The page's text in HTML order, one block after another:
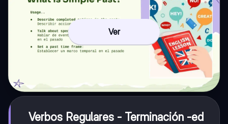
Ver
Verbos Regulares - Terminación -ed